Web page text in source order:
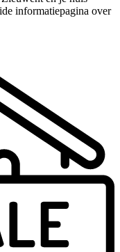
informatiepagina over